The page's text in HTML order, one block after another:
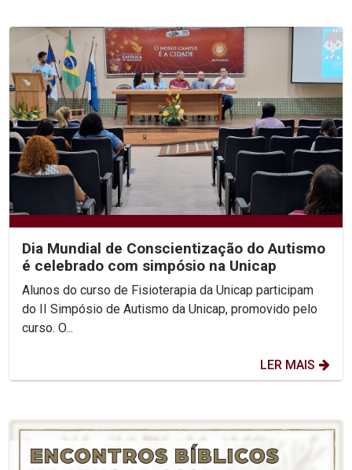
Dia Mundial de Conscientização do Autismo
é celebrado com simpósio na Unicap
Alunos do curso de Fisioterapia da Unicap participam
do II Simpósio de Autismo da Unicap, promovido pelo
curso. O...
LER MAIS